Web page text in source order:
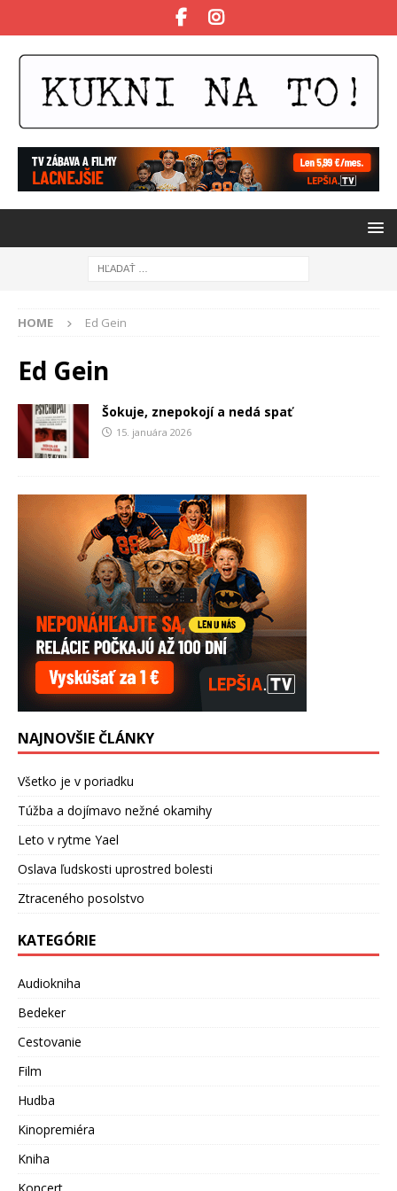
HOME Ed Gein
Ed Gein
Šokuje, znepokojí a nedá spať
15. januára 2026
NAJNOVŠIE ČLÁNKY
Všetko je v poriadku
Túžba a dojímavo nežné okamihy
Leto v rytme Yael
Oslava ľudskosti uprostred bolesti
Ztraceného posolstvo
KATEGÓRIE
Audiokniha
Bedeker
Cestovanie
Film
Hudba
Kinopremiéra
Kniha
Koncert